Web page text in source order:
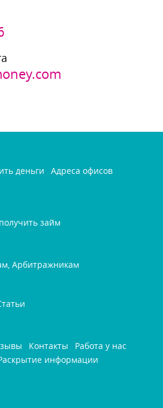
деньги
Адреса офисо
займ
Арбитражникам
Контакты
Работа у нас
информации